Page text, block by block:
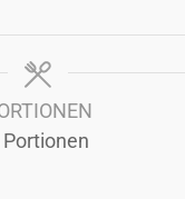
Portionen